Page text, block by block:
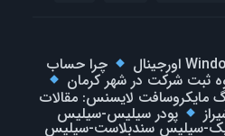
چرا حساب
ثبت شرکت در شهر کرمان
مایکروسافت لایسنس: مقالات
پودر سیلیس-سیلیس
یک-سیلیس سندبلاست-سیلیس